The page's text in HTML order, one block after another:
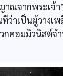
ณจากพระเจ้า
าเป็นผู้วางเพ
คอมมิวนิสต์จ